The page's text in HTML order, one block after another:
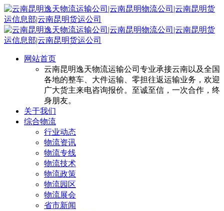
网站首页
云南昆明逸天物流运输公司专业承接云南以及全国
各地的整车、大件运输、零担往返运输业务，欢迎
广大货主来电咨询报价。至诚至信，一次合作，终
身朋友。
关于我们
综合物流
行业动态
物流资讯
物流专线
物流技术
物流政策
物流园区
物流展会
省市新闻